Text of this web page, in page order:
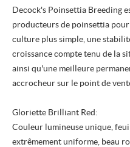
Decock's Poinsettia Breeding
producteurs de poinsettia
culture plus simple, une
croissance compte tenu de la
ainsi qu'une meilleure
accrocheur sur le point de
Gloriette Brilliant Red:
Couleur lumineuse unique,
extrêmement uniforme, beau